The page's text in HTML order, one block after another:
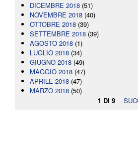
DICEMBRE 2018 (51)
NOVEMBRE 2018 (40)
OTTOBRE 2018 (39)
SETTEMBRE 2018 (39)
AGOSTO 2018 (1)
LUGLIO 2018 (34)
GIUGNO 2018 (49)
MAGGIO 2018 (47)
APRILE 2018 (47)
MARZO 2018 (50)
1 DI 9